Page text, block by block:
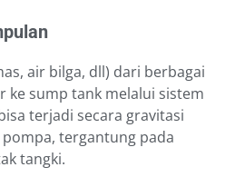
air bilga, dll) dari berbagai
ke sump tank melalui sistem
terjadi secara gravitasi
tergantung pada
tangki.